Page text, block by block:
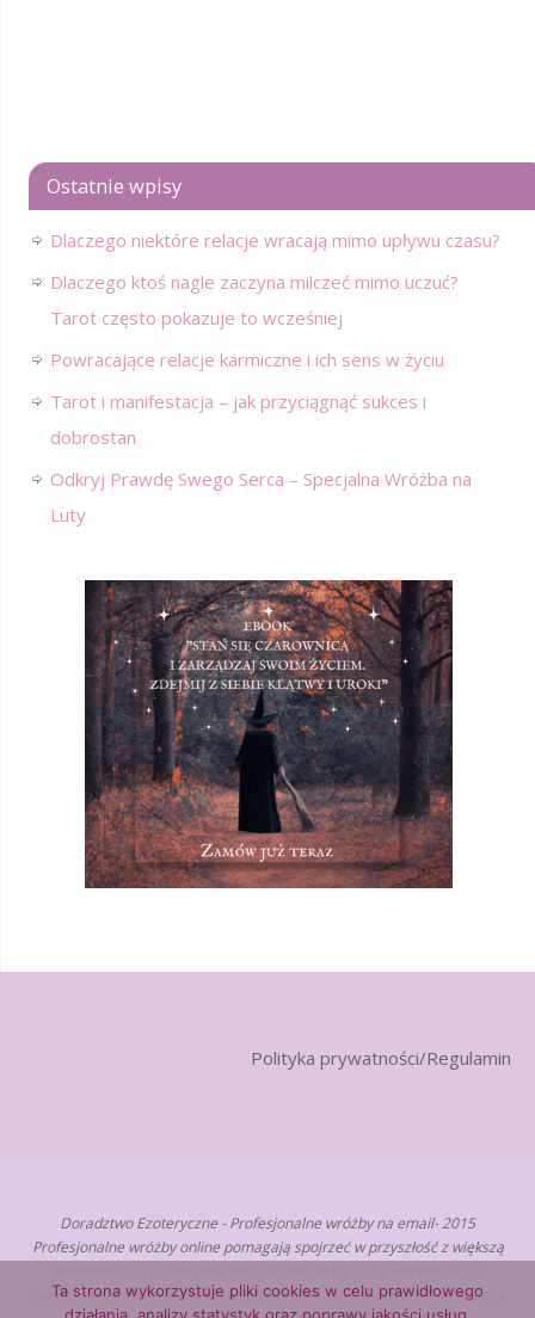
Ostatnie wpisy
Dlaczego niektóre relacje wracają mimo upływu czasu?
Dlaczego ktoś nagle zaczyna milczeć mimo uczuć?
Tarot często pokazuje to wcześniej
Powracające relacje karmiczne i ich sens w życiu
Tarot i manifestacja – jak przyciągnąć sukces i
dobrostan
Odkryj Prawdę Swego Serca – Specjalna Wróżba na
Luty
Polityka prywatności/Regulamin
Doradztwo Ezoteryczne - Profesjonalne wróżby na email- 2015
Profesjonalne wróżby online pomagają spojrzeć w przyszłość z większą
miłość, praca, finanse czy rozwój duchowy – dobrze postawiona wróżba
Ta strona wykorzystuje pliki cookies w celu prawidłowego